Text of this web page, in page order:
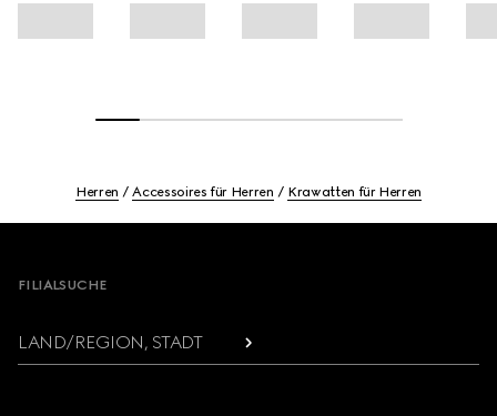
Herren Accessoires für Herren Krawatten für Herren
FILIALSUCHE
LAND/REGION, STADT